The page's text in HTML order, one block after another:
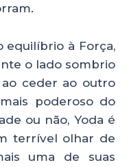
equilíbrio à Força,
o lado sombrio
ceder ao outro
poderoso do
ou não, Yoda é
terrível olhar de
uma de suas